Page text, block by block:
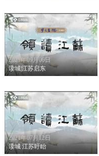
2021年09月06日
读城|江苏启东
2021年07月12日
读城 江苏盱眙